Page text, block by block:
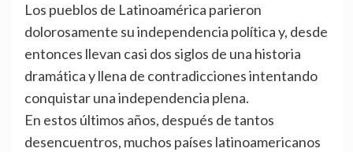
Los pueblos de Latinoamérica parieron
dolorosamente su independencia política y, desde
entonces llevan casi dos siglos de una historia
dramática y llena de contradicciones intentando
conquistar una independencia plena.
En estos últimos años, después de tantos
desencuentros, muchos países latinoamericanos